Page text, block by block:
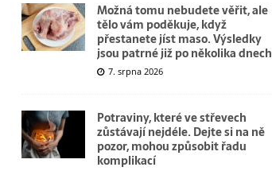
Možná tomu nebudete věřit, ale
tělo vám poděkuje, když
přestanete jíst maso. Výsledky
jsou patrné již po několika dnech
7. srpna 2026
Potraviny, které ve střevech
zůstávají nejdéle. Dejte si na ně
pozor, mohou způsobit řadu
komplikací